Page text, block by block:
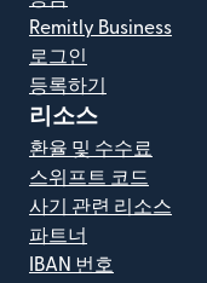
Remitly Business
로그인
등록하기
리소스
환율 및 수수료
스위프트 코드
사기 관련 리소스
파트너
IBAN 번호